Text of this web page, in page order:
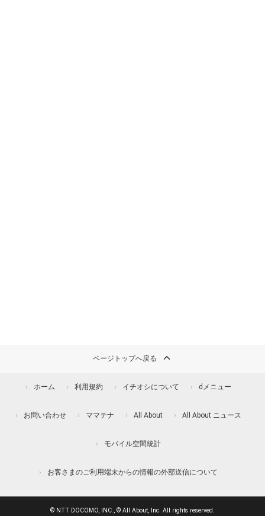
ページトップへ戻る
ホーム 利用規約 イチオシについて dメニュー
お問い合わせ ママテナ All About All About ニュース
モバイル空間統計
お客さまのご利用端末からの情報の外部送信について
© NTT DOCOMO, INC., © All About, Inc. All rights reserved.